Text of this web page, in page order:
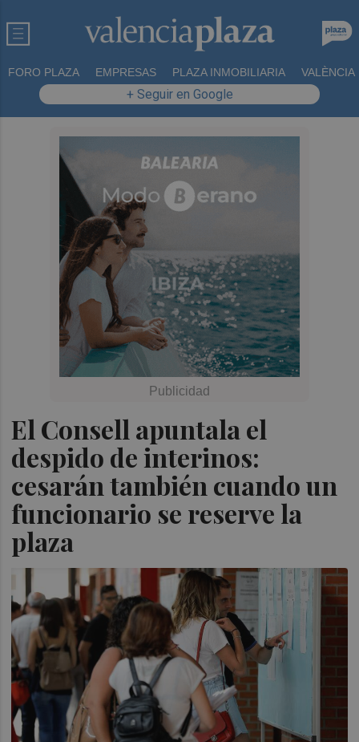
FORO PLAZA EMPRESAS PLAZA INMOBILIARIA VALÈNCIA
+ Seguir en Google
El Consell apuntala el
despido de interinos:
cesarán también cuando un
funcionario se reserve la
plaza